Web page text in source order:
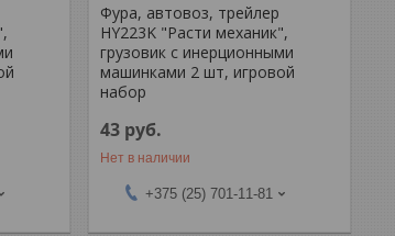
Фура, автовоз, трейлер
HY223K "Расти механик",
грузовик с инерционными
машинками 2 шт, игровой
набор
43 руб.
Нет в наличии
+375 (25) 701-11-81